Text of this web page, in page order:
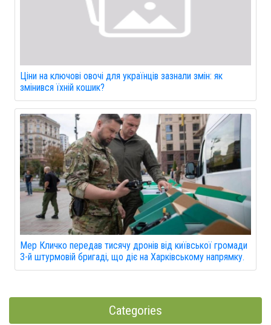
Ціни на ключові овочі для українців зазнали змін: як
змінився їхній кошик?
Мер Кличко передав тисячу дронів від київської громади
3-й штурмовій бригаді, що діє на Харківському напрямку.
Categories